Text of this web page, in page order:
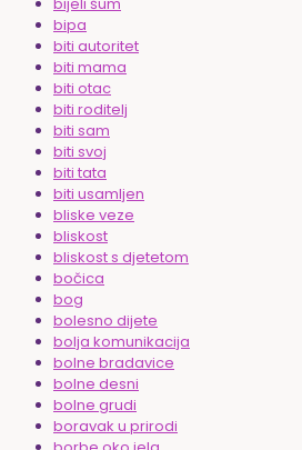
bipa
biti autoritet
biti mama
biti otac
biti roditelj
biti sam
biti svoj
biti tata
biti usamljen
bliske veze
bliskost
bliskost s djetetom
bočica
bog
bolesno dijete
bolja komunikacija
bolne bradavice
bolne desni
bolne grudi
boravak u prirodi